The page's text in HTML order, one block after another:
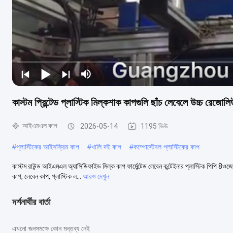
কাস্টম প্রিন্টেড প্লাস্টিক মিল্কশাক কাপগুলি ছাঁচ লেবেলে উচ্চ
আইএমএল কাপ 2026-05-14 1195 ভিউ
#প্লাস্টিকের আইসক্রিম কাপ #খালি দই কাপ #কম্পোস্টেবল প্লাস্টিকের কাপ
কাস্টম রাউন্ড আইএমএল অ্যাসিডিফাইড মিল্ক কাপ ফার্মেন্টেড লেবেন কন্টেইনার প্লাস্টিক
কাপ, লেবেন কাপ, প্লাস্টিক ল...
আরও দেখুন
দর্শনার্থীর বার্তা
এখনো জনসমক্ষে কোন মন্তব্য নেই